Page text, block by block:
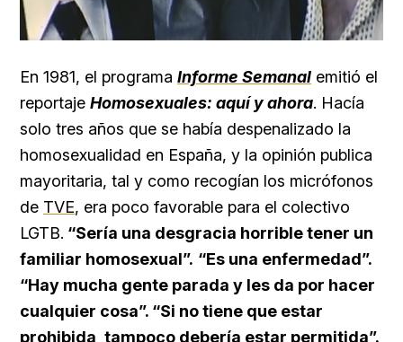
En 1981, el programa Informe Semanal emitió el
reportaje Homosexuales: aquí y ahora. Hacía
solo tres años que se había despenalizado la
homosexualidad en España, y la opinión publica
mayoritaria, tal y como recogían los micrófonos
de TVE, era poco favorable para el colectivo
LGTB. “Sería una desgracia horrible tener un
familiar homosexual”. “Es una enfermedad”.
“Hay mucha gente parada y les da por hacer
cualquier cosa”. “Si no tiene que estar
prohibida, tampoco debería estar permitida”.